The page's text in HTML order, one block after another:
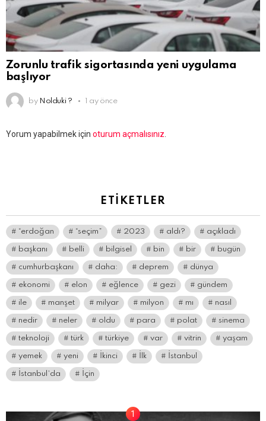
Zorunlu trafik sigortasında yeni uygulama
başlıyor
by Nolduki ? 1 ay önce
Bir
Yorum yapabilmek için oturum açmalısınız
ETIKETLER
“erdoğan “seçim” 2023 aldı? açıkladı
başkanı belli bilgisel bin bir bugün
cumhurbaşkanı daha: deprem dünya
ekonomi elon eğlence gezi gündem
ile manşet milyar milyon mı nasıl
nedir neler oldu para polat sinema
teknoloji türk türkiye var vitrin yaşam
yemek yeni İkinci İlk İstanbul
İstanbul’da İçin